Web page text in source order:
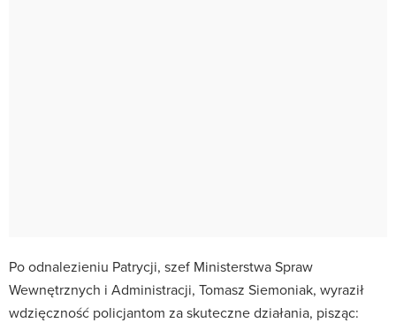
Po odnalezieniu Patrycji, szef Ministerstwa Spraw
Wewnętrznych i Administracji, Tomasz Siemoniak, wyraził
wdzięczność policjantom za skuteczne działania, pisząc: